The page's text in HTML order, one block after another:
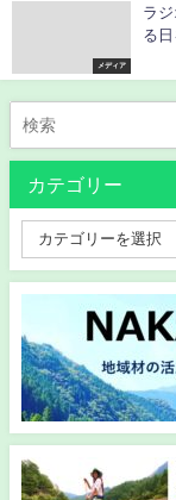
メディア
ラ
る
カテゴリー